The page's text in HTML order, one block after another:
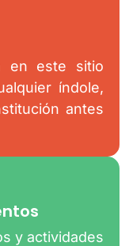
en este sitio
índole,
antes
y actividades